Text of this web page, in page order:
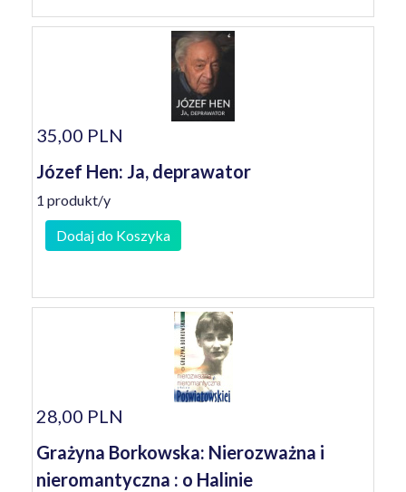
35,00 PLN
Józef Hen: Ja, deprawator
1 produkt/y
Dodaj do Koszyka
28,00 PLN
Grażyna Borkowska: Nierozważna i
nieromantyczna : o Halinie